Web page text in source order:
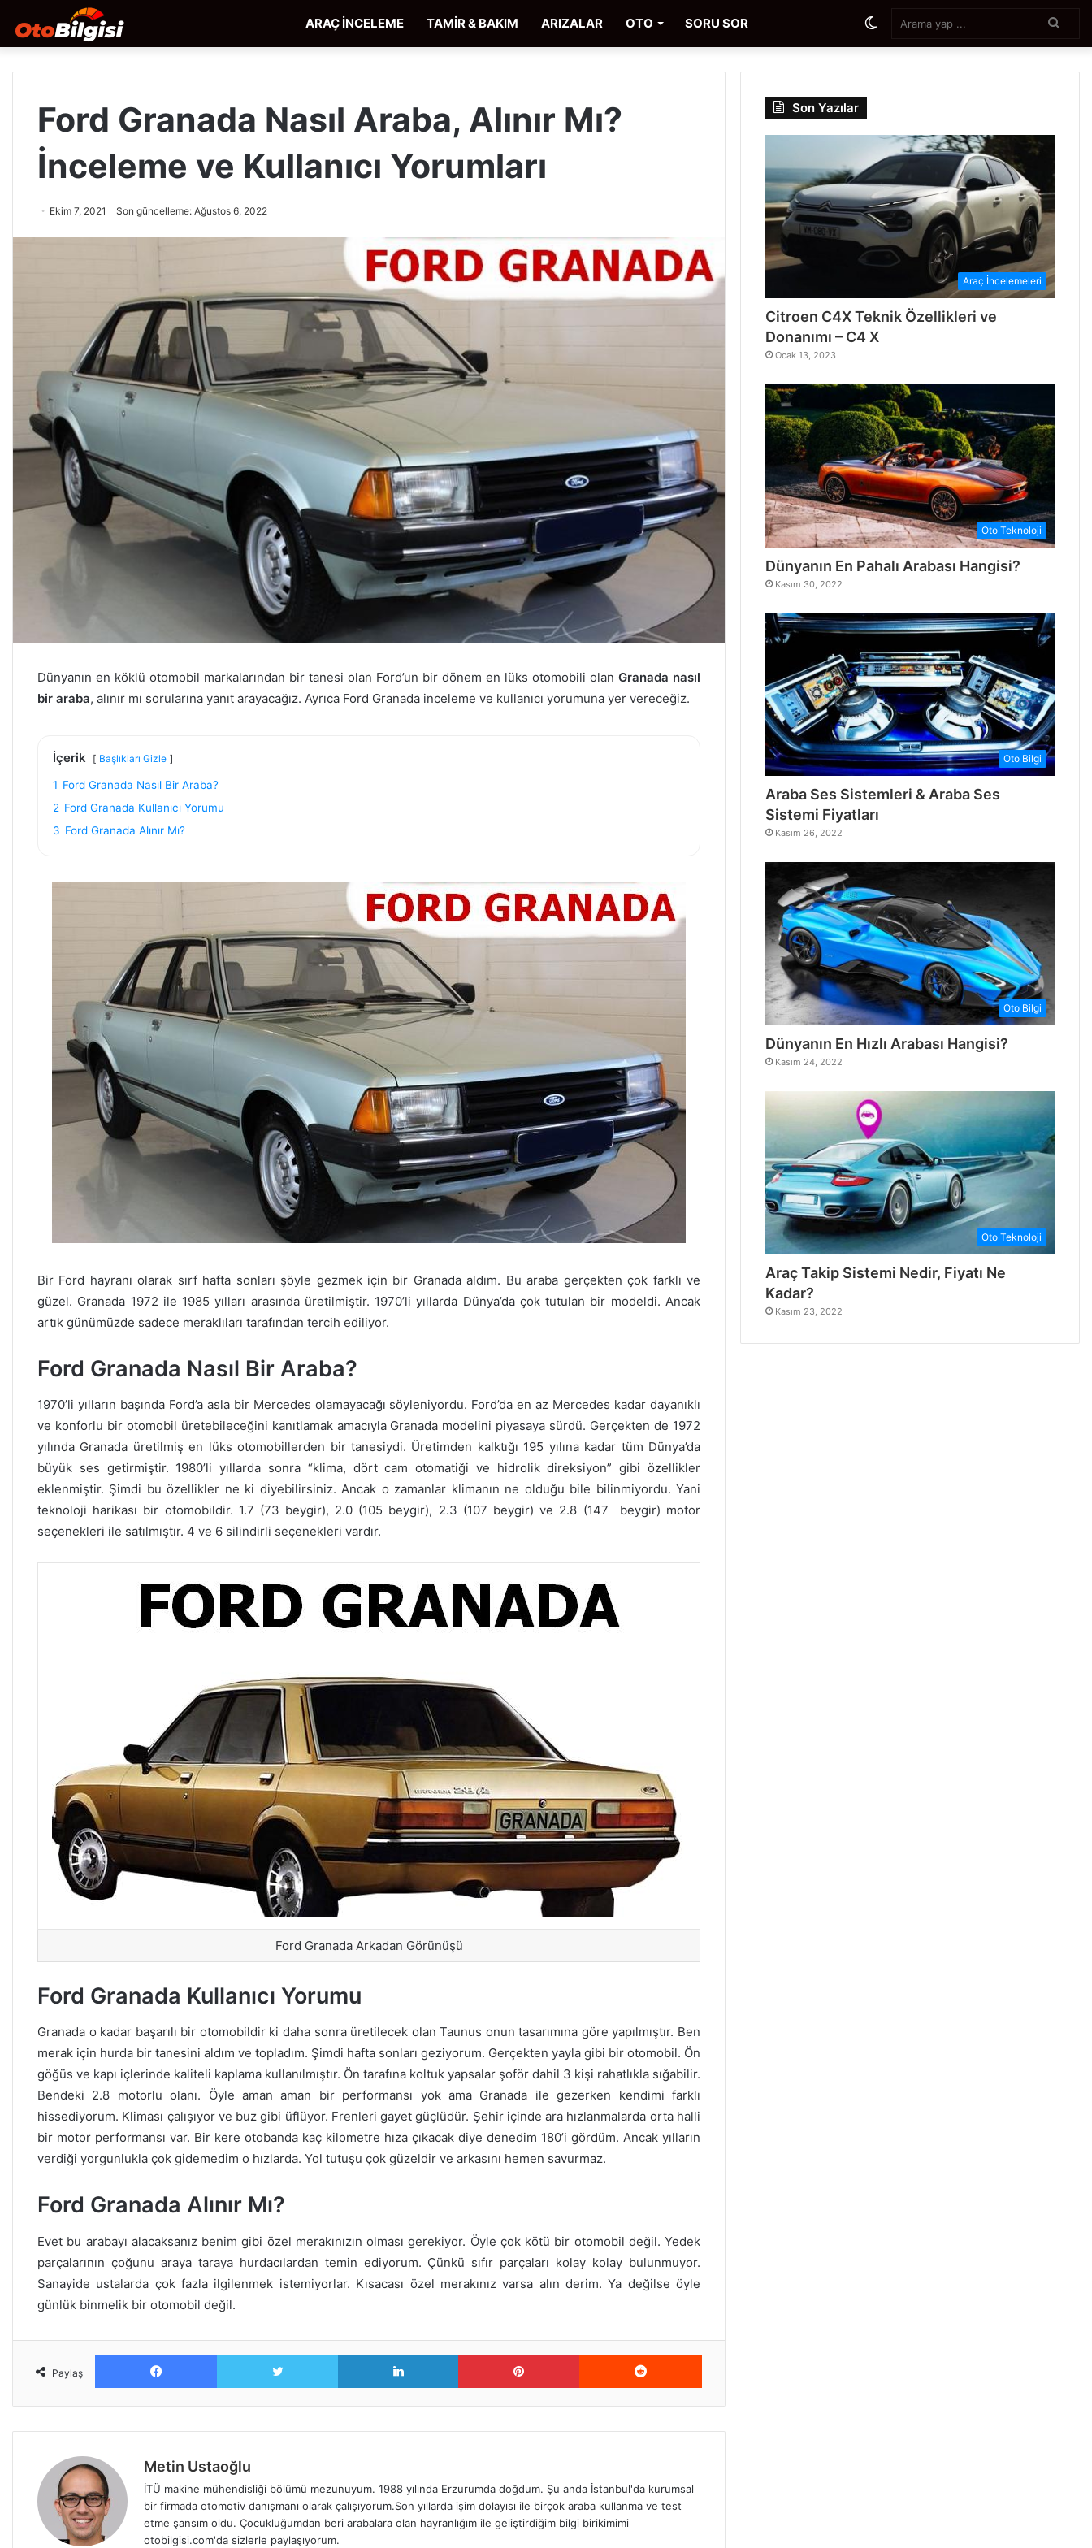
ARAÇ İNCELEME TAMİR & BAKIM ARIZALAR OTO SORU SOR
...
görünümü
Ford Granada Nasıl Araba, Alınır Mı?
İnceleme ve Kullanıcı Yorumları
Ekim 7, 2021 Son güncelleme: Ağustos 6, 2022
Dünyanın en köklü otomobil markalarından bir tanesi olan Ford’un bir dönem en lüks otomobili olan Granada nasıl
bir araba, alınır mı sorularına yanıt arayacağız. Ayrıca Ford Granada inceleme ve kullanıcı yorumuna yer vereceğiz.
İçerik Başlıkları Gizle
1 Ford Granada Nasıl Bir Araba?
2 Ford Granada Kullanıcı Yorumu
3 Ford Granada Alınır Mı?
Bir Ford hayranı olarak sırf hafta sonları şöyle gezmek için bir Granada aldım. Bu araba gerçekten çok farklı ve
güzel. Granada 1972 ile 1985 yılları arasında üretilmiştir. 1970’li yıllarda Dünya’da çok tutulan bir modeldi. Ancak
artık günümüzde sadece meraklıları tarafından tercih ediliyor.
Ford Granada Nasıl Bir Araba?
1970’li yılların başında Ford’a asla bir Mercedes olamayacağı söyleniyordu. Ford’da en az Mercedes kadar dayanıklı
ve konforlu bir otomobil üretebileceğini kanıtlamak amacıyla Granada modelini piyasaya sürdü. Gerçekten de 1972
yılında Granada üretilmiş en lüks otomobillerden bir tanesiydi. Üretimden kalktığı 195 yılına kadar tüm Dünya’da
büyük ses getirmiştir. 1980’li yıllarda sonra “klima, dört cam otomatiği ve hidrolik direksiyon” gibi özellikler
eklenmiştir. Şimdi bu özellikler ne ki diyebilirsiniz. Ancak o zamanlar klimanın ne olduğu bile bilinmiyordu. Yani
teknoloji harikası bir otomobildir. 1.7 (73 beygir), 2.0 (105 beygir), 2.3 (107 beygir) ve 2.8 (147 beygir) motor
seçenekleri ile satılmıştır. 4 ve 6 silindirli seçenekleri vardır.
Ford Granada Arkadan Görünüşü
Ford Granada Kullanıcı Yorumu
Granada o kadar başarılı bir otomobildir ki daha sonra üretilecek olan Taunus onun tasarımına göre yapılmıştır. Ben
merak için hurda bir tanesini aldım ve topladım. Şimdi hafta sonları geziyorum. Gerçekten yayla gibi bir otomobil. Ön
göğüs ve kapı içlerinde kaliteli kaplama kullanılmıştır. Ön tarafına koltuk yapsalar şoför dahil 3 kişi rahatlıkla sığabilir.
Bendeki 2.8 motorlu olanı. Öyle aman aman bir performansı yok ama Granada ile gezerken kendimi farklı
hissediyorum. Kliması çalışıyor ve buz gibi üflüyor. Frenleri gayet güçlüdür. Şehir içinde ara hızlanmalarda orta halli
bir motor performansı var. Bir kere otobanda kaç kilometre hıza çıkacak diye denedim 180’i gördüm. Ancak yılların
verdiği yorgunlukla çok gidemedim o hızlarda. Yol tutuşu çok güzeldir ve arkasını hemen savurmaz.
Ford Granada Alınır Mı?
Evet bu arabayı alacaksanız benim gibi özel merakınızın olması gerekiyor. Öyle çok kötü bir otomobil değil. Yedek
parçalarının çoğunu araya taraya hurdacılardan temin ediyorum. Çünkü sıfır parçaları kolay kolay bulunmuyor.
Sanayide ustalarda çok fazla ilgilenmek istemiyorlar. Kısacası özel merakınız varsa alın derim. Ya değilse öyle
günlük binmelik bir otomobil değil.
Paylaş
Facebook Twitter LinkedIn Pinterest Reddit
Metin Ustaoğlu
İTÜ makine mühendisliği bölümü mezunuyum. 1988 yılında Erzurumda doğdum. Şu anda İstanbul'da kurumsal
bir firmada otomotiv danışmanı olarak çalışıyorum.Son yıllarda işim dolayısı ile birçok araba kullanma ve test
etme şansım oldu. Çocukluğumdan beri arabalara olan hayranlığım ile geliştirdiğim bilgi birikimimi
otobilgisi.com'da sizlerle paylaşıyorum.
Son Yazılar
Araç İncelemeleri
Citroen C4X Teknik Özellikleri ve
Donanımı – C4 X
Ocak 13, 2023
Oto Teknoloji
Dünyanın En Pahalı Arabası Hangisi?
Kasım 30, 2022
Oto Bilgi
Araba Ses Sistemleri & Araba Ses
Sistemi Fiyatları
Kasım 26, 2022
Oto Bilgi
Dünyanın En Hızlı Arabası Hangisi?
Kasım 24, 2022
Oto Teknoloji
Araç Takip Sistemi Nedir, Fiyatı Ne
Kadar?
Kasım 23, 2022